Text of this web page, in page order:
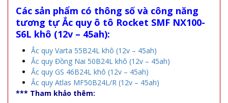
Các sản phẩm có thông số và công năng
tương tựẮc quy ô tô Rocket SMF NX100-
S6L khô (12v – 45ah):
Ắc quy Varta 55B24L khô (12v – 45ah)
Ắc quy Đồng Nai 50B24L khô (12v – 45ah)
Ắc quy GS 46B24L khô (12v – 45ah)
Ắc quy Atlas MF50B24L/R (12v – 45ah)
*** Tham khảo thêm: